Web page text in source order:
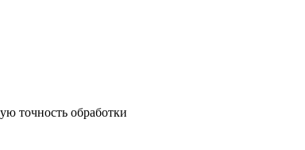
точность обработки